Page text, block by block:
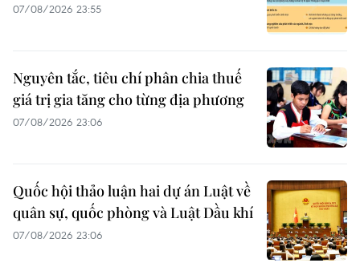
07/08/2026 23:55
Nguyên tắc, tiêu chí phân chia thuế
giá trị gia tăng cho từng địa phương
07/08/2026 23:06
Quốc hội thảo luận hai dự án Luật về
quân sự, quốc phòng và Luật Dầu khí
07/08/2026 23:06